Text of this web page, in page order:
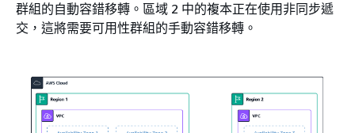
群組的自動容錯移轉。區域 2 中的複本正在使用非同步遞
交，這將需要可用性群組的手動容錯移轉。